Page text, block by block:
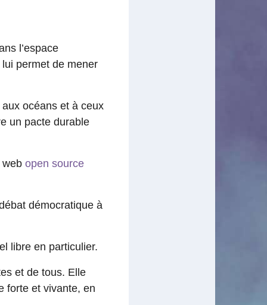
l’espace
permet de mener
océans et à ceux
un pacte durable
web open source
démocratique à
libre en particulier.
et de tous. Elle
forte et vivante, en